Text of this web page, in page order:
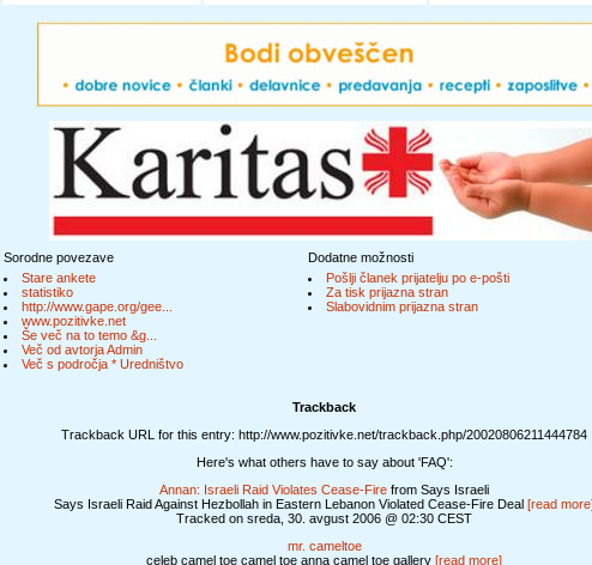
Sorodne povezave
Stare ankete
statistiko
http://www.gape.org/gee...
www.pozitivke.net
Še več na to temo &g...
Več od avtorja Admin
Več s področja * Uredništvo
Dodatne možnosti
Pošlji članek prijatelju po e-pošti
Za tisk prijazna stran
Slabovidnim prijazna stran
Trackback
Trackback URL for this entry: http://www.pozitivke.net/trackback.php/20020806211444784
Here's what others have to say about 'FAQ':
Annan: Israeli Raid Violates Cease-Fire from Says Israeli
Says Israeli Raid Against Hezbollah in Eastern Lebanon Violated Cease-Fire Deal [read
Tracked on sreda, 30. avgust 2006 @ 02:30 CEST
mr. cameltoe
celeb camel toe camel toe anna camel toe gallery [read more]